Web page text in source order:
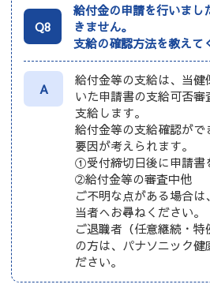
Q8
給付金の申請を行いまし
きません。
支給の確認方法を教えて
A
給付金等の支給は、当
いた申請書の支給可否
支給します。
給付金等の支給確認が
要因が考えられます。
①受付締切日後に申請書
➁給付金等の審査中他
ご不明な点がある場合
当者へお尋ねください。
ご退職者（任意継続・特
の方は、パナソニック健
ださい。